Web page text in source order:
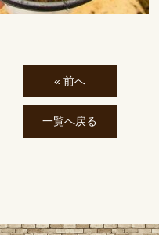
« 前へ
一覧へ戻る